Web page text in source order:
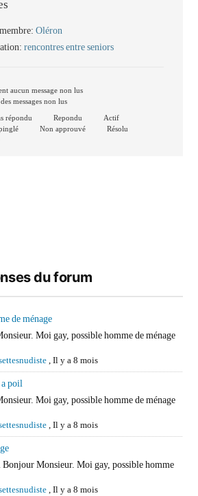
Oléron
rencontres entre seniors
aucun message non lus
messages non lus
répondu Repondu
Actif
Non approuvé
Résolu
du forum
de ménage
Moi gay, possible homme de ménage
,Il y a 8 mois
poil
Moi gay, possible homme de ménage
,Il y a 8 mois
Monsieur. Moi gay, possible homme
,Il y a 8 mois